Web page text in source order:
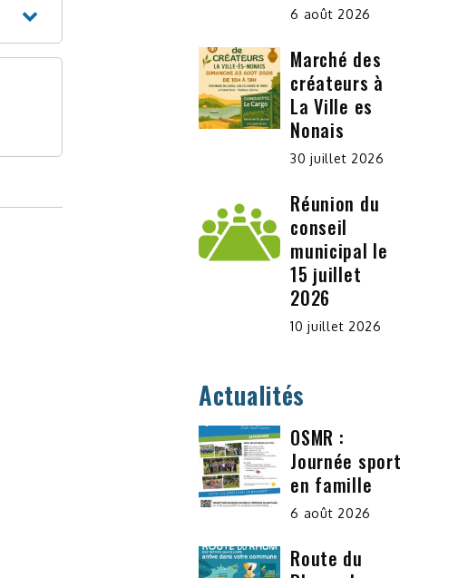
6 août 2026
Marché des
créateurs à
La Ville es
Nonais
30 juillet 2026
Réunion du
conseil
municipal le
15 juillet
2026
10 juillet 2026
Actualités
OSMR :
Journée sport
en famille
6 août 2026
Route du